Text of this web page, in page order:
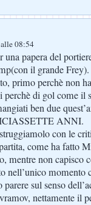
08:54
papera del
il grande
primo perchè non
perchè di gol come il
ben due
ANNI.
con le
come ha fatto
mentre non capisco
nell’unico momento
sul senso
nettamente il